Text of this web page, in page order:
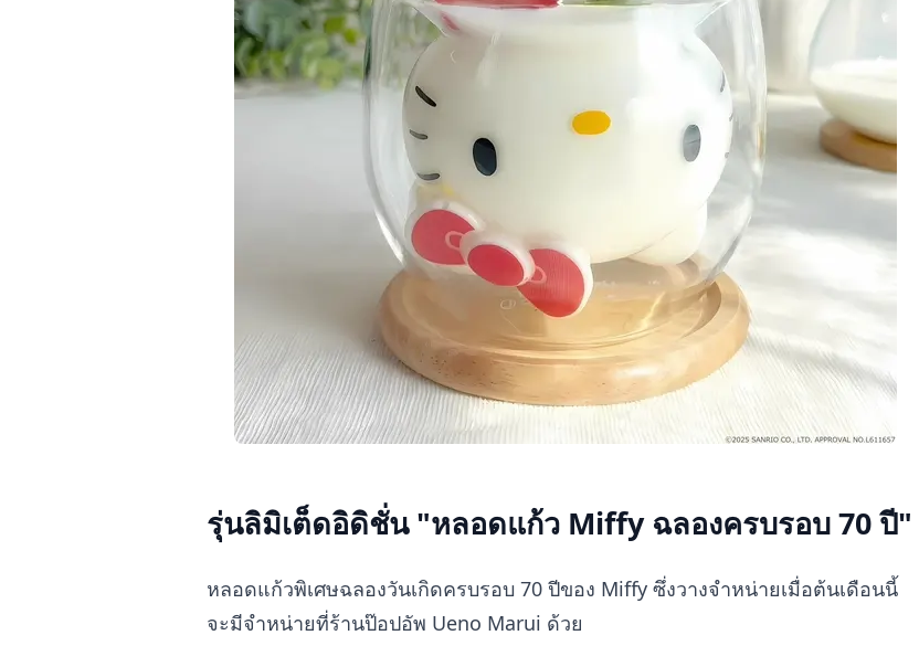
รุ่นลิมิเต็ดอิดิชั่น "หลอดแก้ว Miffy ฉลองครบรอบ 70 ปี"
หลอดแก้วพิเศษฉลองวันเกิดครบรอบ 70 ปีของ Miffy ซึ่งวางจำหน่ายเมื่อต้นเดือนนี้
จะมีจำหน่ายที่ร้านป๊อปอัพ Ueno Marui ด้วย